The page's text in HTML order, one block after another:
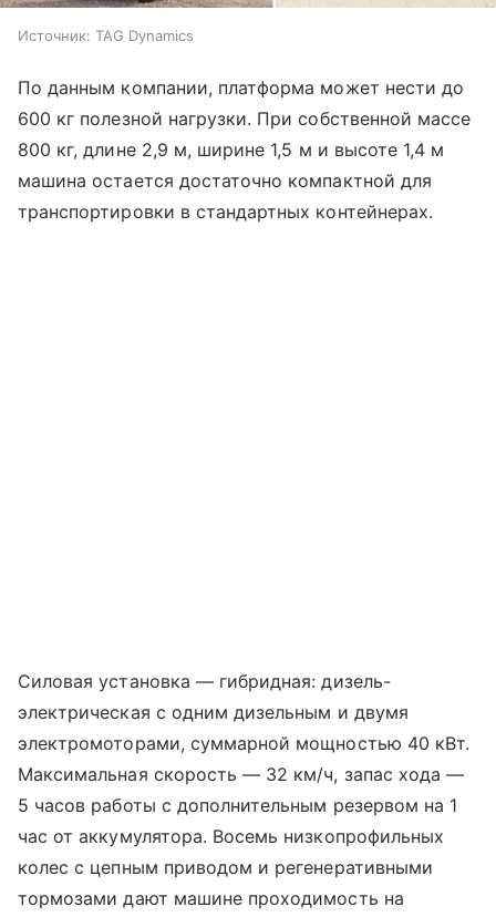
Источник: TAG Dynamics
По данным компании, платформа может нести до
600 кг полезной нагрузки. При собственной массе
800 кг, длине 2,9 м, ширине 1,5 м и высоте 1,4 м
машина остается достаточно компактной для
транспортировки в стандартных контейнерах.
Силовая установка — гибридная: дизель-
электрическая с одним дизельным и двумя
электромоторами, суммарной мощностью 40 кВт.
Максимальная скорость — 32 км/ч, запас хода —
5 часов работы с дополнительным резервом на 1
час от аккумулятора. Восемь низкопрофильных
колес с цепным приводом и регенеративными
тормозами дают машине проходимость на